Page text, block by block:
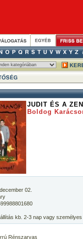
JUDIT ÉS A
Boldog
02.
kb. 2-3 nap vagy
Rénszarvas